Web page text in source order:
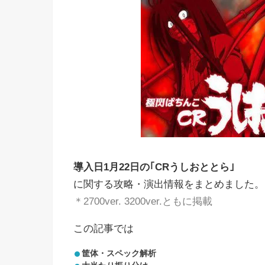
導入日1月22日の｢CRうしおととら｣
に関する攻略・演出情報をまとめました。
＊2700ver. 3200ver.ともに掲載
この記事では
筐体・スペック解析